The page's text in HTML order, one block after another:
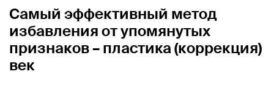
Самый эффективный метод
избавления от упомянутых
признаков – пластика (коррекция)
век